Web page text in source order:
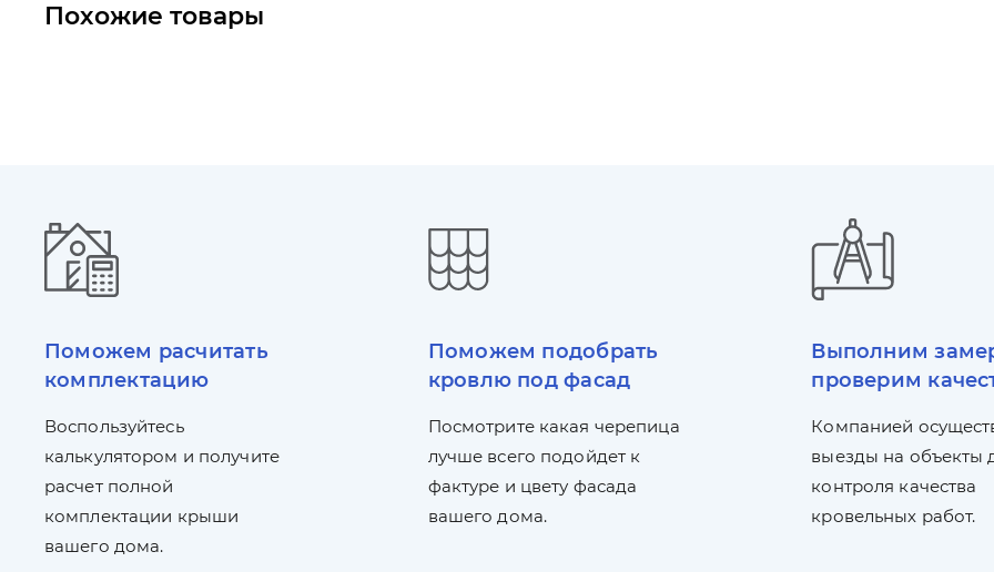
Похожие товары
Поможем расчитать
комплектацию
Воспользуйтесь
калькулятором и получите
расчет полной
комплектации крыши
вашего дома.
Поможем подобрать
кровлю под фасад
Посмотрите какая черепица
лучше всего подойдет к
фактуре и цвету фасада
вашего дома.
Выполним
проверим
Компанией
выезды на объекты
контроля качества
кровельных работ.